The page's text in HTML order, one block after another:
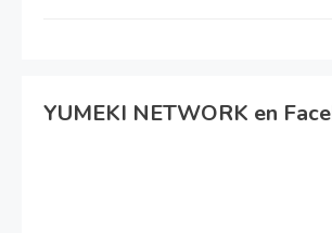
YUMEKI NETWORK en